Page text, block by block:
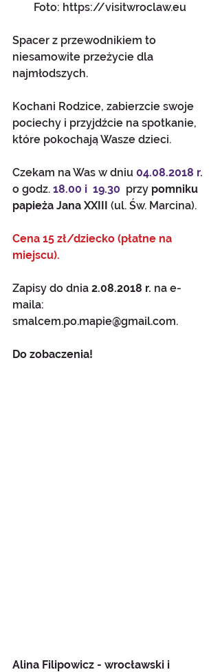
Foto: https://visitwroclaw.eu
Spacer z przewodnikiem to
niesamowite przeżycie dla
najmłodszych.
Kochani Rodzice, zabierzcie swoje
pociechy i przyjdźcie na spotkanie,
które pokochają Wasze dzieci.
Czekam na Was w dniu 04.08.2018 r.
o godz. 18.00 i  19.30
  przy
pomniku
papieża Jana XXIII (ul. Św. Marcina).
Cena 15 zł/dziecko (płatne na
miejscu).
Zapisy do dnia 2.08.2018 r. na e-
maila:
smalcem.po.mapie@gmail.com.
Do zobaczenia!
Alina Filipowicz - wrocławski i